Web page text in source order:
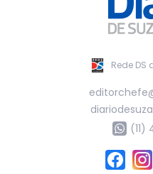
Rede